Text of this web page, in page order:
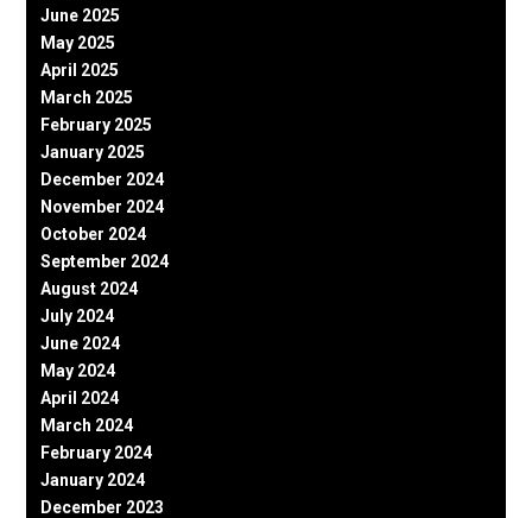
June 2025
May 2025
April 2025
March 2025
February 2025
January 2025
December 2024
November 2024
October 2024
September 2024
August 2024
July 2024
June 2024
May 2024
April 2024
March 2024
February 2024
January 2024
December 2023